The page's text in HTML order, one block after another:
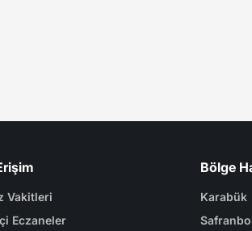
Vakitleri
Eczaneler
Bölge
Karabük